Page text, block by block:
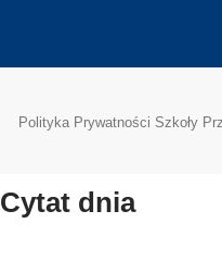
Polityka Prywatności Szkoły
Cytat dnia